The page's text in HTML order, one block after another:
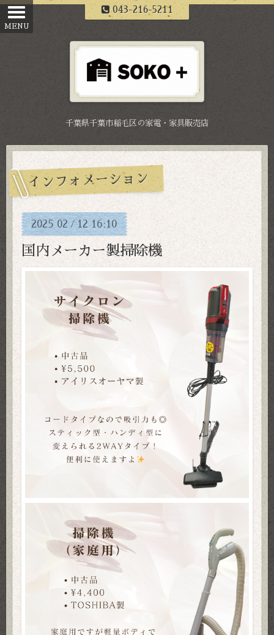
043-216-5211
千葉県千葉市稲毛区の家電・家具販売店
インフォメーション
2025 02 /12 16:10
国内メーカー製掃除機